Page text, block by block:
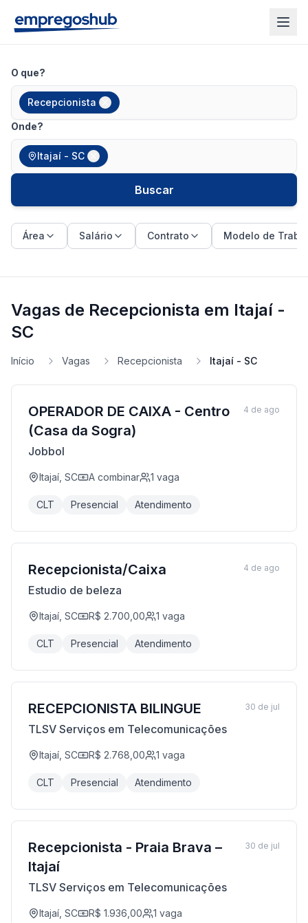
O que?
Recepcionista
Onde?
Itajaí - SC
Buscar
Área Salário Contrato Modelo de
Vagas de Recepcionista em Itajaí -
SC
Início Vagas Recepcionista Itajaí - SC
OPERADOR DE CAIXA - Centro
(Casa da Sogra)
Jobbol
Itajaí, SC A combinar 1 vaga
CLT Presencial Atendimento
4 de ago
Recepcionista/Caixa
Estudio de beleza
Itajaí, SC R$ 2.700,00 1 vaga
CLT Presencial Atendimento
4 de ago
RECEPCIONISTA BILINGUE
TLSV Serviços em Telecomunicações
Itajaí, SC R$ 2.768,00 1 vaga
CLT Presencial Atendimento
30 de jul
Recepcionista - Praia Brava –
Itajaí
TLSV Serviços em Telecomunicações
Itajaí, SC R$ 1.936,00 1 vaga
30 de jul